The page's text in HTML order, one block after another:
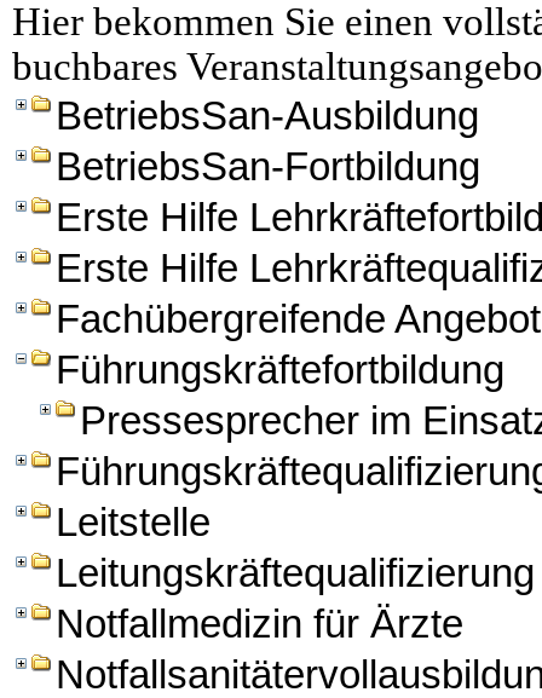
Hier bekommen Sie einen
buchbares
BetriebsSan-Ausbildung
BetriebsSan-Fortbildung
Erste Hilfe
Erste Hilfe
Fachübergreifende
Führungskräftefortbildung
Pressesprecher im
Leitstelle
Leitungskräftequalifizierung
Notfallmedizin für Ärzte